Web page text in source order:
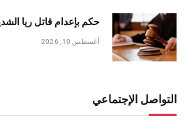
حكم بإعدام قاتل ريا
أغسطس 10, 2026
التواصل الإجتماعي